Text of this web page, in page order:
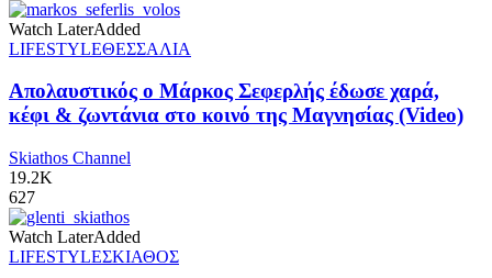
Watch LaterAdded
LIFESTYLEΘΕΣΣΑΛΙΑ
Απολαυστικός ο Μάρκος Σεφερλής έδωσε χαρά,
κέφι & ζωντάνια στο κοινό της Μαγνησίας (Video)
Skiathos Channel
19.2K
627
Watch LaterAdded
LIFESTYLEΣΚΙΑΘΟΣ